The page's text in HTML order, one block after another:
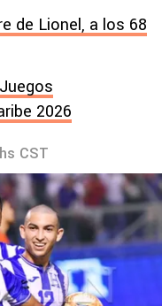
de Lionel, a los 68
2026
CST